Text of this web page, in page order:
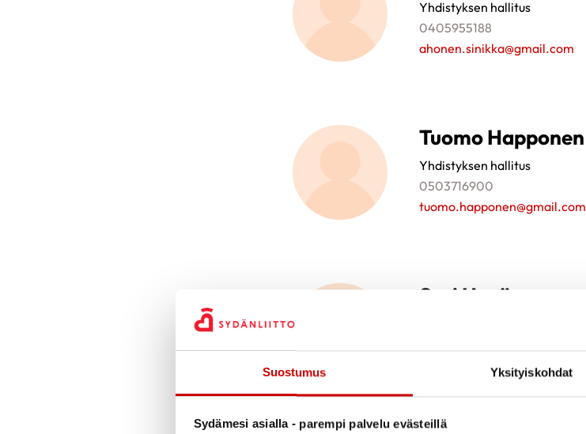
Suostumus Yksityiskohdat
Sydämesi asialla - parempi palvelu evästeillä
Yhdistyksen hallitus
0405955188
ahonen.sinikka@gmail.com
Tuomo Happonen
Yhdistyksen hallitus
0503716900
tuomo.happonen@gmail.com
Sari Hyvönen
hyvonensa@gmail.com